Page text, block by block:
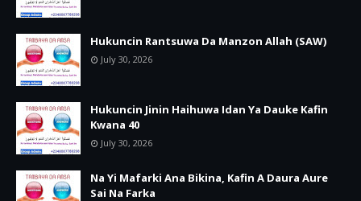
Hukuncin Rantsuwa Da Manzon Allah (SAW)
July 30, 2026
Hukuncin Jinin Haihuwa Idan Ya Dauke Kafin
Kwana 40
July 30, 2026
Na Yi Mafarki Ana Bikina, Kafin A Daura Aure
Sai Na Farka